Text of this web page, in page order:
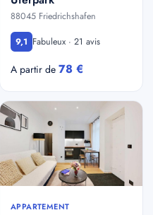
88045 Friedrichshafen
9,1 Fabuleux · 21 avis
A partir de 78 €
APPARTEMENT